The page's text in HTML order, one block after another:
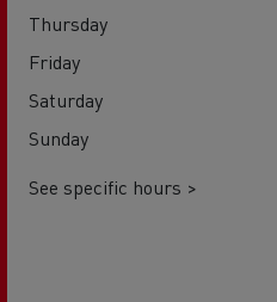
Thursday
Friday
Saturday
Sunday
See specific hours >